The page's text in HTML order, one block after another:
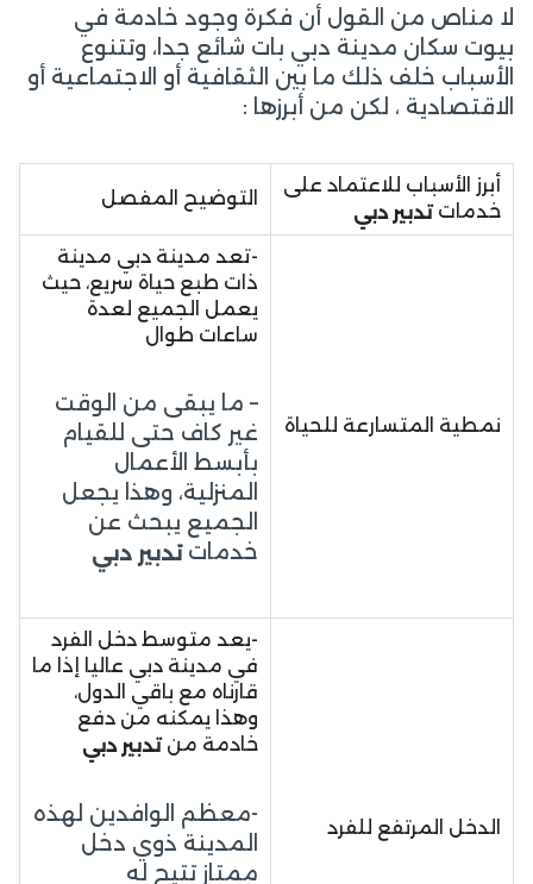
لا مناص من القول أن فكرة وجود خادمة في
بيوت سكان مدينة دبي بات شائع جدا، وتتنوع
الأسباب خلف ذلك ما بين الثقافية أو الاجتماعية أو
الاقتصادية ، لكن من أبرزها :
أبرز الأسباب للاعتماد على
خدماتتدبير دبي
التوضيح المفصل
نمطية المتسارعة للحياة
-تعد مدينة دبي مدينة
ذات طبع حياة سريع، حيث
يعمل الجميع لعدة
ساعات طوال
– ما يبقى من الوقت
غير كاف حتى للقيام
بأبسط الأعمال
المنزلية، وهذا يجعل
الجميع يبحث عن
خدماتتدبير دبي
الدخل المرتفع للفرد
-يعد متوسط دخل الفرد
في مدينة دبي عاليا إذا ما
قارناه مع باقي الدول،
وهذا يمكنه من دفع
خادمة منتدبير دبي
-معظم الوافدين لهذه
المدينة ذوي دخل
ممتاز تتيح له